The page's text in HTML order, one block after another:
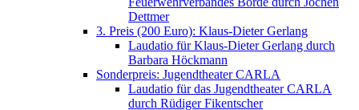
Dettmer
3. Preis (200 Euro): Klaus-Dieter Gerlang
Laudatio für Klaus-Dieter Gerlang durch
Barbara Höckmann
Sonderpreis: Jugendtheater CARLA
Laudatio für das Jugendtheater CARLA
durch Rüdiger Fikentscher